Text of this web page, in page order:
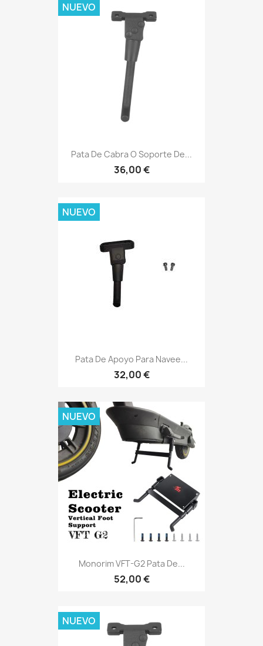
Pata De Cabra O Soporte De...
36,00 €
NUEVO
Pata De Apoyo Para Navee...
32,00 €
NUEVO
Monorim VFT-G2 Pata De...
52,00 €
NUEVO
NUEVO